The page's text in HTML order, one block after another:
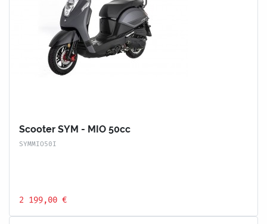
Scooter SYM - MIO 50cc
SYMMIO50I
2 199,00 €